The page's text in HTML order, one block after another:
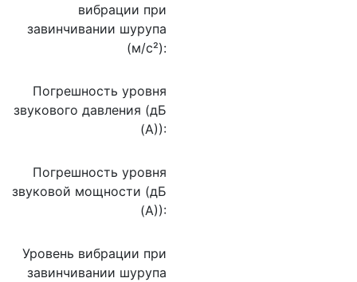
вибрации при
завинчивании шурупа
(м/с²):
Погрешность уровня
звукового давления (дБ
(А)):
Погрешность уровня
звуковой мощности (дБ
(А)):
Уровень вибрации при
завинчивании шурупа